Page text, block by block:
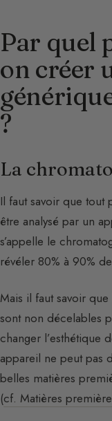
Par quel
on créer
?
La
Il faut savoir que tout
être analysé par un
s’appelle le
révéler 80% à 90%
Mais il faut savoir
sont non décelables
changer l’esthétique
appareil ne peut pas
belles matières
(cf. Matières